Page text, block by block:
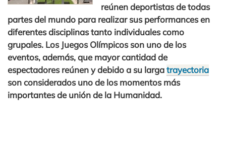
reúnen deportistas de todas
partes del mundo para realizar sus performances en
diferentes disciplinas tanto individuales como
grupales. Los Juegos Olímpicos son uno de los
eventos, además, que mayor cantidad de
espectadores reúnen y debido a su largatrayectoria
son considerados uno de los momentos más
importantes de unión de la Humanidad.